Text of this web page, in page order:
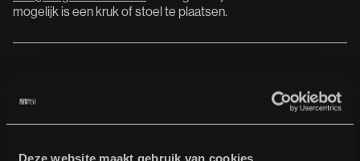
Deze website maakt gebruik van cookies
mogelijk is een kruk of stoel te plaatsen.